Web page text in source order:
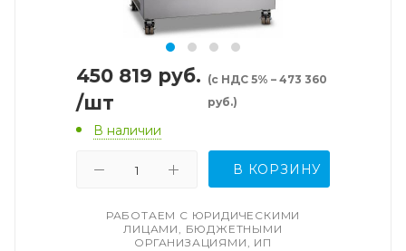
450 819 руб.
/шт
(с НДС 5% – 473 360
руб.)
В наличии
В КОРЗИНУ
РАБОТАЕМ С ЮРИДИЧЕСКИМИ
ЛИЦАМИ, БЮДЖЕТНЫМИ
ОРГАНИЗАЦИЯМИ, ИП